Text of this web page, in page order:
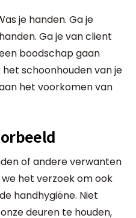
je handen. Ga je
Ga je van client
boodschap gaan
het schoonhouden van je
het voorkomen van
of andere verwanten
het verzoek om ook
handhygiëne. Niet
deuren te houden,